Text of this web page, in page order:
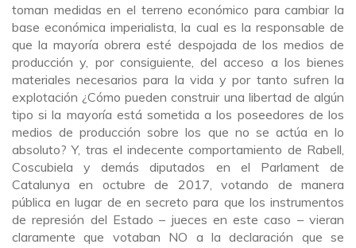
toman medidas en el terreno económico para cambiar la
base económica imperialista, la cual es la responsable de
que la mayoría obrera esté despojada de los medios de
producción y, por consiguiente, del acceso a los bienes
materiales necesarios para la vida y por tanto sufren la
explotación ¿Cómo pueden construir una libertad de algún
tipo si la mayoría está sometida a los poseedores de los
medios de producción sobre los que no se actúa en lo
absoluto? Y, tras el indecente comportamiento de Rabell,
Coscubiela y demás diputados en el Parlament de
Catalunya en octubre de 2017, votando de manera
pública en lugar de en secreto para que los instrumentos
de represión del Estado – jueces en este caso – vieran
claramente que votaban NO a la declaración que se